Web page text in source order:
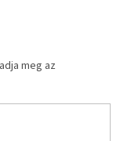
meg az